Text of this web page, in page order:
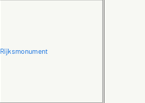
Rijksmonument